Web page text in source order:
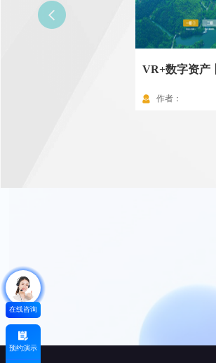
作者：
在线咨询
预约演示